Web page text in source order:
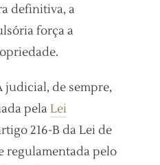
definitiva, a
força a
judicial, de sempre,
pelaLei
216-B da Lei de
regulamentada pelo